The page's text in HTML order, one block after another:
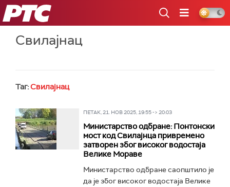
РТС
Свилајнац
Таг:Свилајнац
ПЕТАК, 21. НОВ 2025, 19:55 -> 20:03
Министарство одбране: Понтонски
мост код Свилајнца привремено
затворен због високог водостаја
Велике Мораве
Министарство одбране саопштило је
да је због високог водостаја Велике